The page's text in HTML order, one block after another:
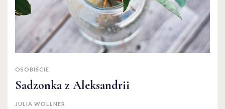
OSOBIŚCIE
Sadzonka z Aleksandrii
JULIA WOLLNER